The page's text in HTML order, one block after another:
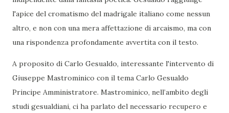
l'apice del cromatismo del madrigale italiano come nessun
altro, e non con una mera affettazione di arcaismo, ma con
una rispondenza profondamente avvertita con il testo.
A proposito di Carlo Gesualdo, interessante l'intervento di
Giuseppe Mastrominico con il tema Carlo Gesualdo
Principe Amministratore. Mastrominico, nell’ambito degli
studi gesualdiani, ci ha parlato del necessario recupero e